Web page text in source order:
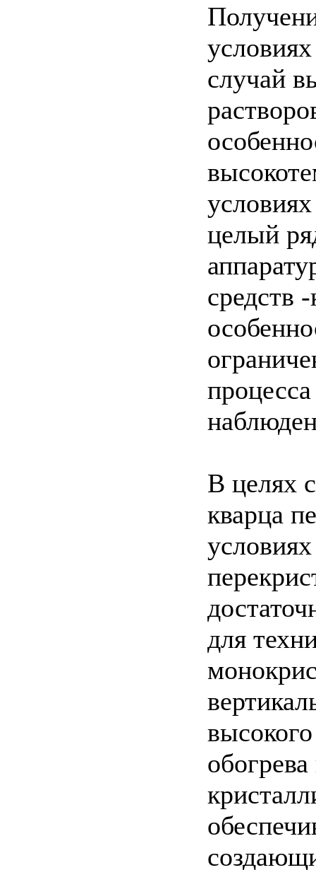
случай
целый
средств
В целях
кварца
для